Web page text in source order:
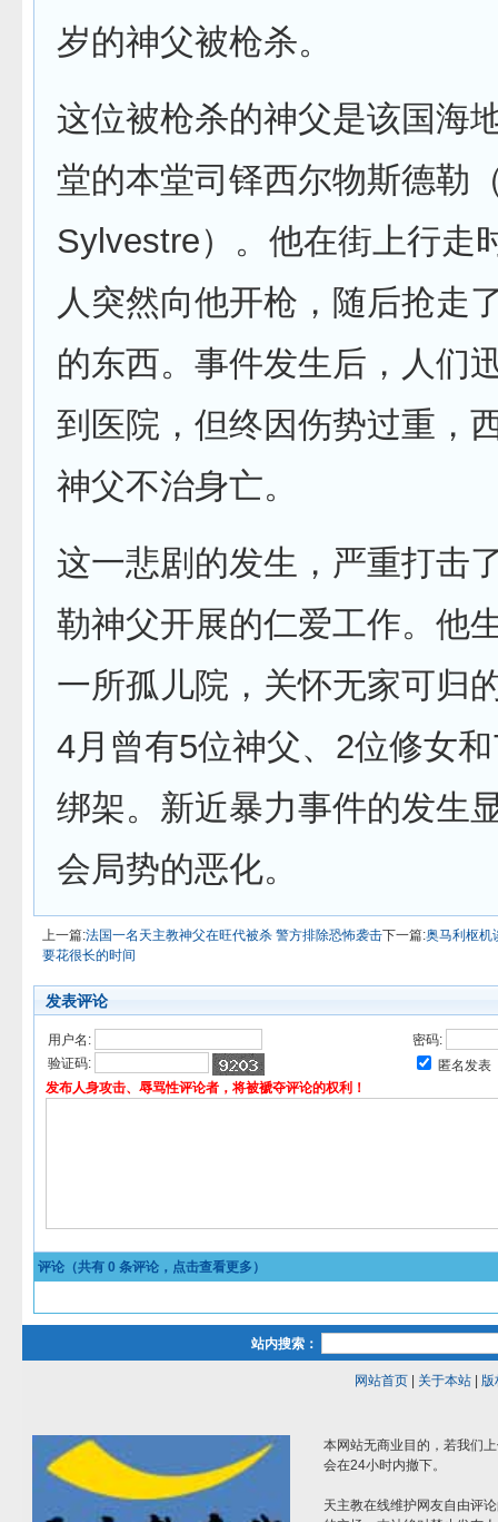
岁的神父被枪杀。
这位被枪杀的神父是该国海
堂的本堂司铎西尔物斯德勒
Sylvestre）。他在街上行走
人突然向他开枪，随后抢走
的东西。事件发生后，人们
到医院，但终因伤势过重，
神父不治身亡。
这一悲剧的发生，严重打击
勒神父开展的仁爱工作。他
一所孤儿院，关怀无家可归
4月曾有5位神父、2位修女
绑架。新近暴力事件的发生
会局势的恶化。
上一篇:法国一名天主教神父在旺代被杀 警方排除恐怖袭击下一篇:奥马利枢机
要花很长的时间
发表评论
用户名:
密码:
验证码:
匿名发表
发布人身攻击、辱骂性评论者，将被褫夺评论的权利！
评论（共有 0 条评论，点击查看更多）
站内搜索：
网站首页| 关于本站| 版
本网站无商业目的，若我们
会在24小时内撤下。
天主教在线维护网友自由评